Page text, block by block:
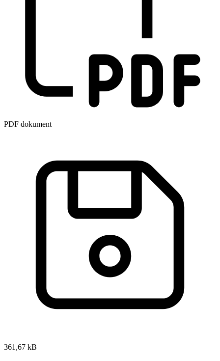
PDF dokument
361,67 kB